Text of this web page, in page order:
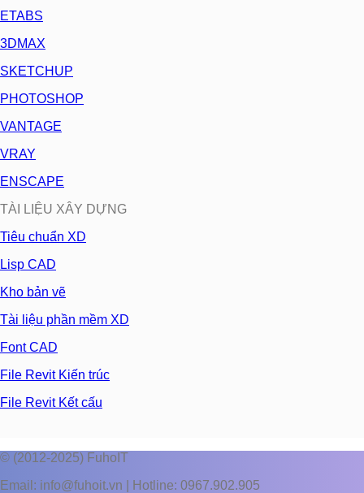
ETABS
3DMAX
SKETCHUP
PHOTOSHOP
VANTAGE
VRAY
ENSCAPE
TÀI LIỆU XÂY DỰNG
Tiêu chuẩn XD
Lisp CAD
Kho bản vẽ
Tài liệu phần mềm XD
Font CAD
File Revit Kiến trúc
File Revit Kết cấu
© (2012-2025) FuhoIT
Email: info@fuhoit.vn | Hotline: 0967.902.905